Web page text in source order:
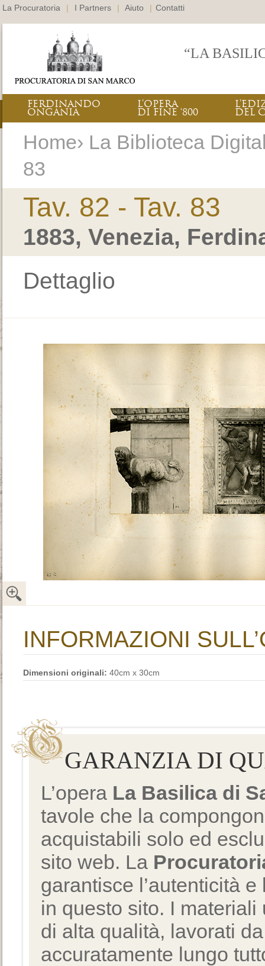
La Procuratoria | I Partners | Aiuto | Contatti
“LA
FERDINANDO
ONGANIA
L’OPERA
DI FINE ‘800 DEL
Home› La Biblioteca
83
Tav. 82 - Tav. 83
1883, Venezia,
Dettaglio
INFORMAZIONI
Dimensioni originali: 40cm x 30cm
GARANZIA DI
L’opera La Basilica di
tavole che la
acquistabili solo ed
sito web. La
garantisce l’autenticità
in questo sito. I
di alta qualità, lavorati
accuratamente lungo